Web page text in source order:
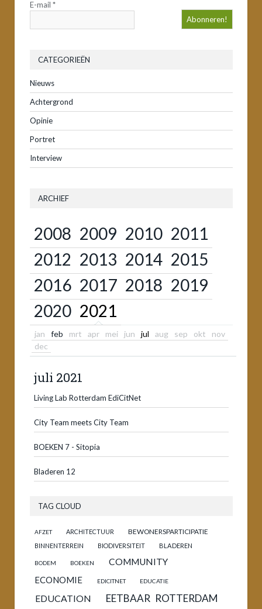
E-mail *
CATEGORIEËN
Nieuws
Achtergrond
Opinie
Portret
Interview
ARCHIEF
2008 2009 2010 2011
2012 2013 2014 2015
2016 2017 2018 2019
2020 2021
jan feb mrt apr mei jun jul aug sep okt
nov
dec
juli 2021
Living Lab Rotterdam EdiCitNet
City Team meets City Team
BOEKEN 7 - Sitopia
Bladeren 12
TAG CLOUD
AFZET ARCHITECTUUR BEWONERSPARTICIPATIE
BINNENTERREIN BIODIVERSITEIT BLADEREN
BODEM BOEKEN
COMMUNITY
ECONOMIE
EDICITNET EDUCATIE
EDUCATION EETBAAR ROTTERDAM